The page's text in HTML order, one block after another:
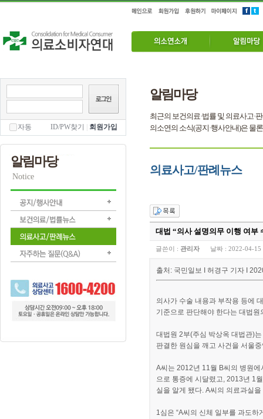
자동 ID/PW찾기 회원가입
알림마당
Notice
알림마당
최근의 보건의료·법률 및 의료사고·
의소연의 소식(공지·행사안내)은 물
의료사고/판례뉴스
대법 “의사 설명의무 이행 여부
글쓴이 : 관리자 날짜 : 2022-04-15
출처: 국민일보 I 허경구 기자 I
의사가 수술 내용과 부작용 등에
기준으로 판단해야 한다는 대법원
대법원 2부(주심 박상옥 대법관)
판결한 원심을 깨고 사건을 서울
A씨는 2012년 11월 B씨의 병원
으로 통증에 시달렸고, 2013년 1
실을 알게 됐다. A씨의 의료과실
1심은 “A씨의 신체 일부를 과도